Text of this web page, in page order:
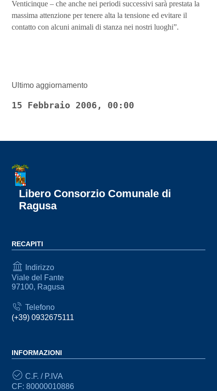
Venticinque – che anche nei periodi successivi sarà prestata la
massima attenzione per tenere alta la tensione ed evitare il
contatto con alcuni animali di stanza nei nostri luoghi”.
Ultimo aggiornamento
15 Febbraio 2006, 00:00
Libero Consorzio Comunale di
Ragusa
RECAPITI
Indirizzo
Viale del Fante
97100, Ragusa
Telefono
(+39) 0932675111
INFORMAZIONI
C.F. / P.IVA
CF: 80000010886